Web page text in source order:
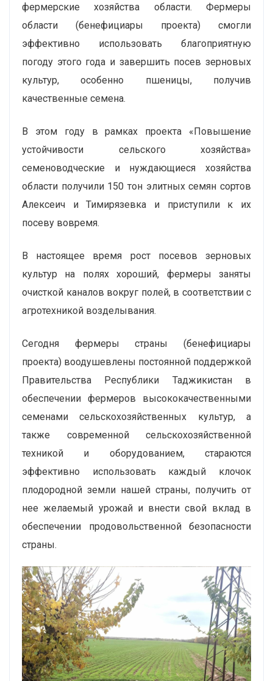
фермерские хозяйства области. Фермеры
области (бенефициары проекта) смогли
эффективно использовать благоприятную
погоду этого года и завершить посев зерновых
культур, особенно пшеницы, получив
качественные семена.
В этом году в рамках проекта «Повышение
устойчивости сельского хозяйства»
семеноводческие и нуждающиеся хозяйства
области получили 150 тон элитных семян сортов
Алексеич и Тимирязевка и приступили к их
посеву вовремя.
В настоящее время рост посевов зерновых
культур на полях хороший, фермеры заняты
очисткой каналов вокруг полей, в соответствии с
агротехникой возделывания.
Сегодня фермеры страны (бенефициары
проекта) воодушевлены постоянной поддержкой
Правительства Республики Таджикистан в
обеспечении фермеров высококачественными
семенами сельскохозяйственных культур, а
также современной сельскохозяйственной
техникой и оборудованием, стараются
эффективно использовать каждый клочок
плодородной земли нашей страны, получить от
нее желаемый урожай и внести свой вклад в
обеспечении продовольственной безопасности
страны.